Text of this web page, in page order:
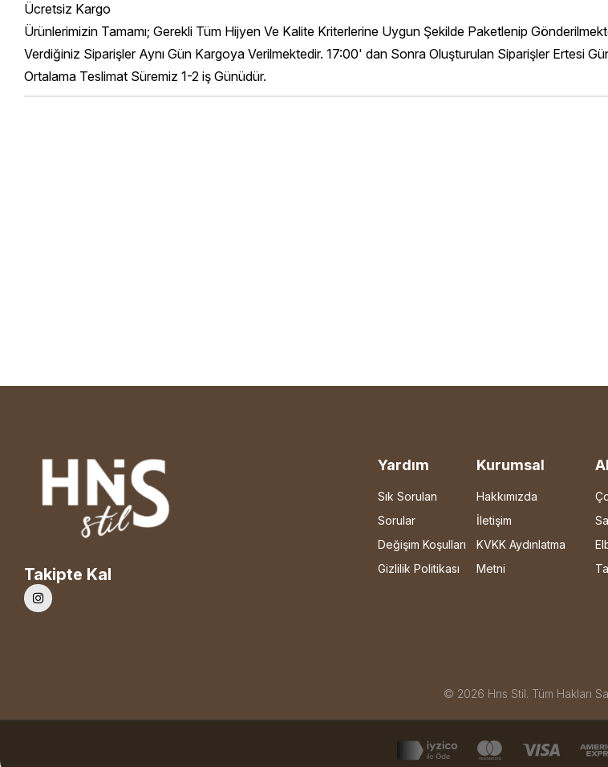
Ücretsiz Kargo
Ürünlerimizin Tamamı; Gerekli Tüm Hijyen Ve Kalite Kriterlerine Uygun Şekilde Paketlenip
Verdiğiniz Siparişler Aynı Gün Kargoya Verilmektedir. 17:00' dan Sonra Oluşturulan Siparişler Ertesi
Ortalama Teslimat Süremiz 1-2 iş Günüdür.
Takipte Kal
Yardım
Sık Sorulan
Sorular
Değişim Koşulları
Gizlilik Politikası
Kurumsal
Hakkımızda
İletişim
KVKK Aydınlatma
Metni
© 2026 Hns Stil. Tüm Hakları